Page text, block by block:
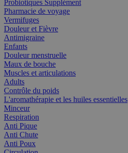
Probiotiques Supplément
Pharmacie de voyage
Vermifuges
Douleur et Fièvre
Antimigraine
Enfants
Douleur menstruelle
Maux de bouche
Muscles et articulations
Adults
Contrôle du poids
L'aromathérapie et les huiles essentielles
Minceur
Respiration
Anti Pique
Anti Chute
Anti Poux